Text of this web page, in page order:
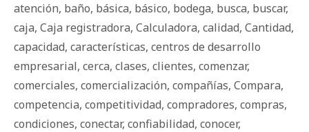
atención, baño, básica, básico, bodega, busca, buscar,
caja, Caja registradora, Calculadora, calidad, Cantidad,
capacidad, características, centros de desarrollo
empresarial, cerca, clases, clientes, comenzar,
comerciales, comercialización, compañías, Compara,
competencia, competitividad, compradores, compras,
condiciones, conectar, confiabilidad, conocer,